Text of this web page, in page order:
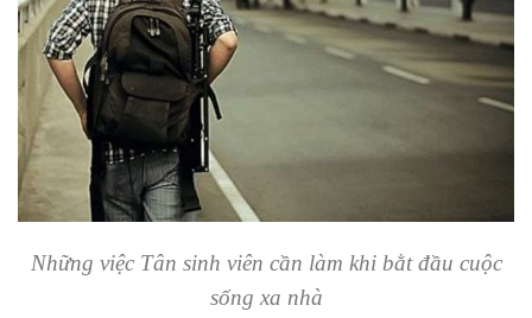
Những việc Tân sinh viên cần làm khi bằt đầu cuộc
sống xa nhà